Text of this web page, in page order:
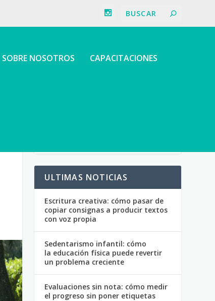
SOBRE NOSOTROS CAPACITACIONES
ULTIMAS NOTICIAS
Escritura creativa: cómo pasar de
copiar consignas a producir textos
con voz propia
Sedentarismo infantil: cómo
la educación física puede revertir
un problema creciente
Evaluaciones sin nota: cómo medir
el progreso sin poner etiquetas